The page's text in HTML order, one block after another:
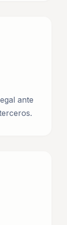
ante